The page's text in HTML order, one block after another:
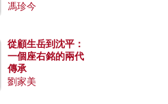
馮珍今
從顧生岳到沈平：
一個座右銘的兩代
傳承
劉家美